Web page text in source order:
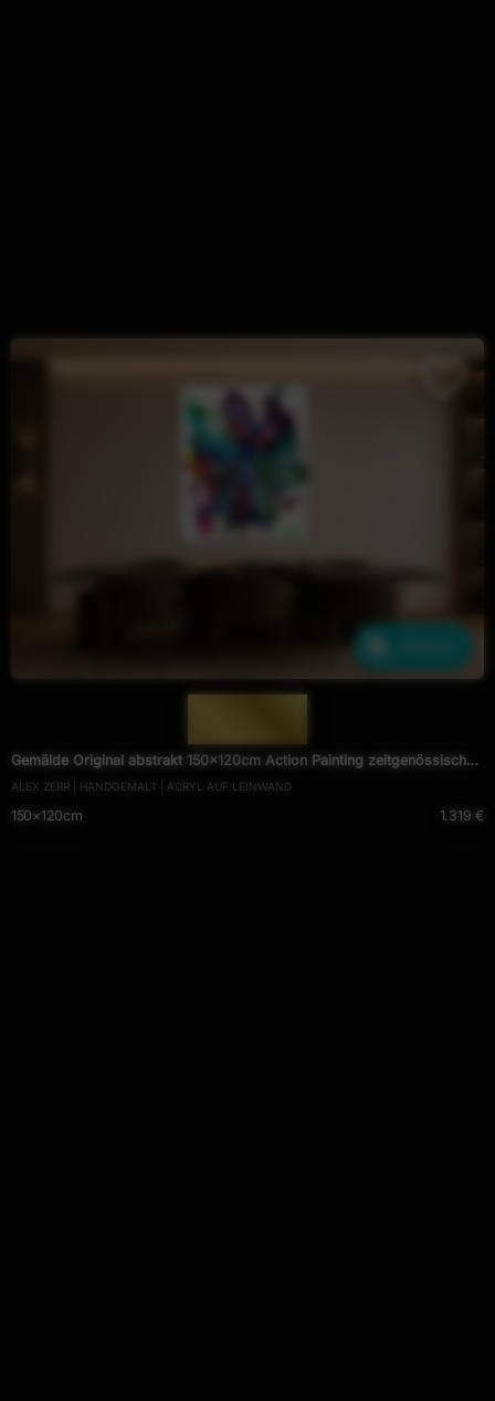
Gemälde Original abstrakt 150x120cm Action Painting zeitgenössisch
auf Leinwand Mischtechnik weiß bunt blau hochwertig
ALEX ZERR | HANDGEMALT | ACRYL AUF LEINWAND
150×120cm 1.319 €